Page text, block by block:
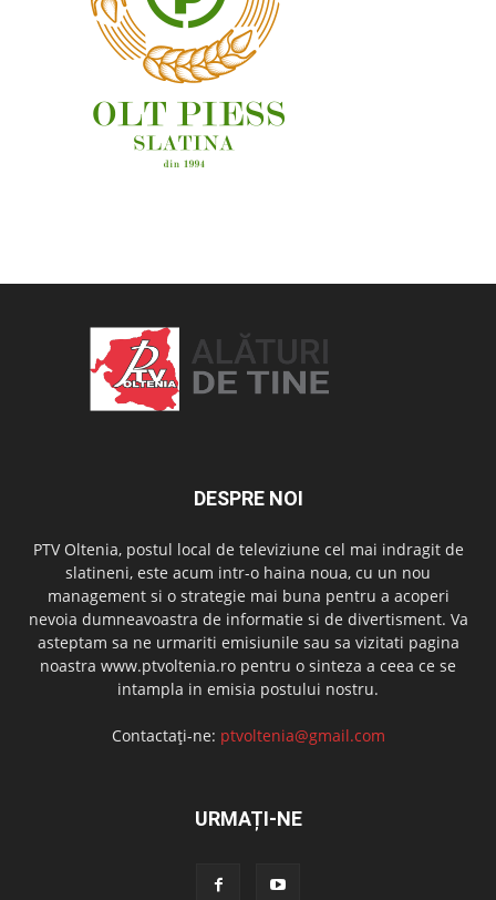
DESPRE NOI
PTV Oltenia, postul local de televiziune cel mai indragit de
slatineni, este acum intr-o haina noua, cu un nou
management si o strategie mai buna pentru a acoperi
nevoia dumneavoastra de informatie si de divertisment. Va
asteptam sa ne urmariti emisiunile sau sa vizitati pagina
noastra www.ptvoltenia.ro pentru o sinteza a ceea ce se
intampla in emisia postului nostru.
Contactați-ne: ptvoltenia@gmail.com
URMAȚI-NE